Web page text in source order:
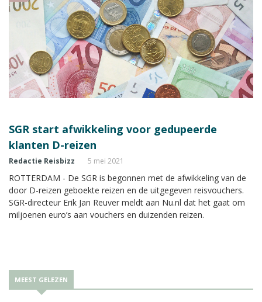
SGR start afwikkeling voor gedupeerde
klanten D-reizen
Redactie Reisbizz 5 mei 2021
ROTTERDAM - De SGR is begonnen met de afwikkeling van de
door D-reizen geboekte reizen en de uitgegeven reisvouchers.
SGR-directeur Erik Jan Reuver meldt aan Nu.nl dat het gaat om
miljoenen euro’s aan vouchers en duizenden reizen.
MEEST GELEZEN